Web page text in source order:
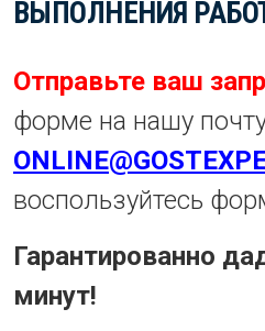
ВЫПОЛНЕНИЯ
Отправьте ваш
форме на нашу
воспользуйтесь
Гарантированно
минут!